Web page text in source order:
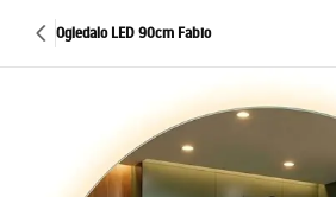
Ogledalo LED 90cm Fabio